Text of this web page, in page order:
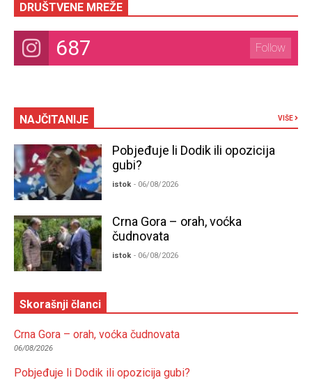
DRUŠTVENE MREŽE
687 Follow
NAJČITANIJE VIŠE
Pobjeđuje li Dodik ili opozicija
gubi?
istok - 06/08/2026
Crna Gora – orah, voćka
čudnovata
istok - 06/08/2026
Skorašnji članci
Crna Gora – orah, voćka čudnovata
06/08/2026
Pobjeđuje li Dodik ili opozicija gubi?